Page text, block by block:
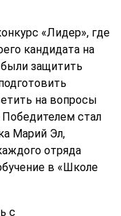
«Лидер», где
кандидата на
защитить
на вопросы
Победителем стал
Марий Эл,
отряда
в «Школе
с